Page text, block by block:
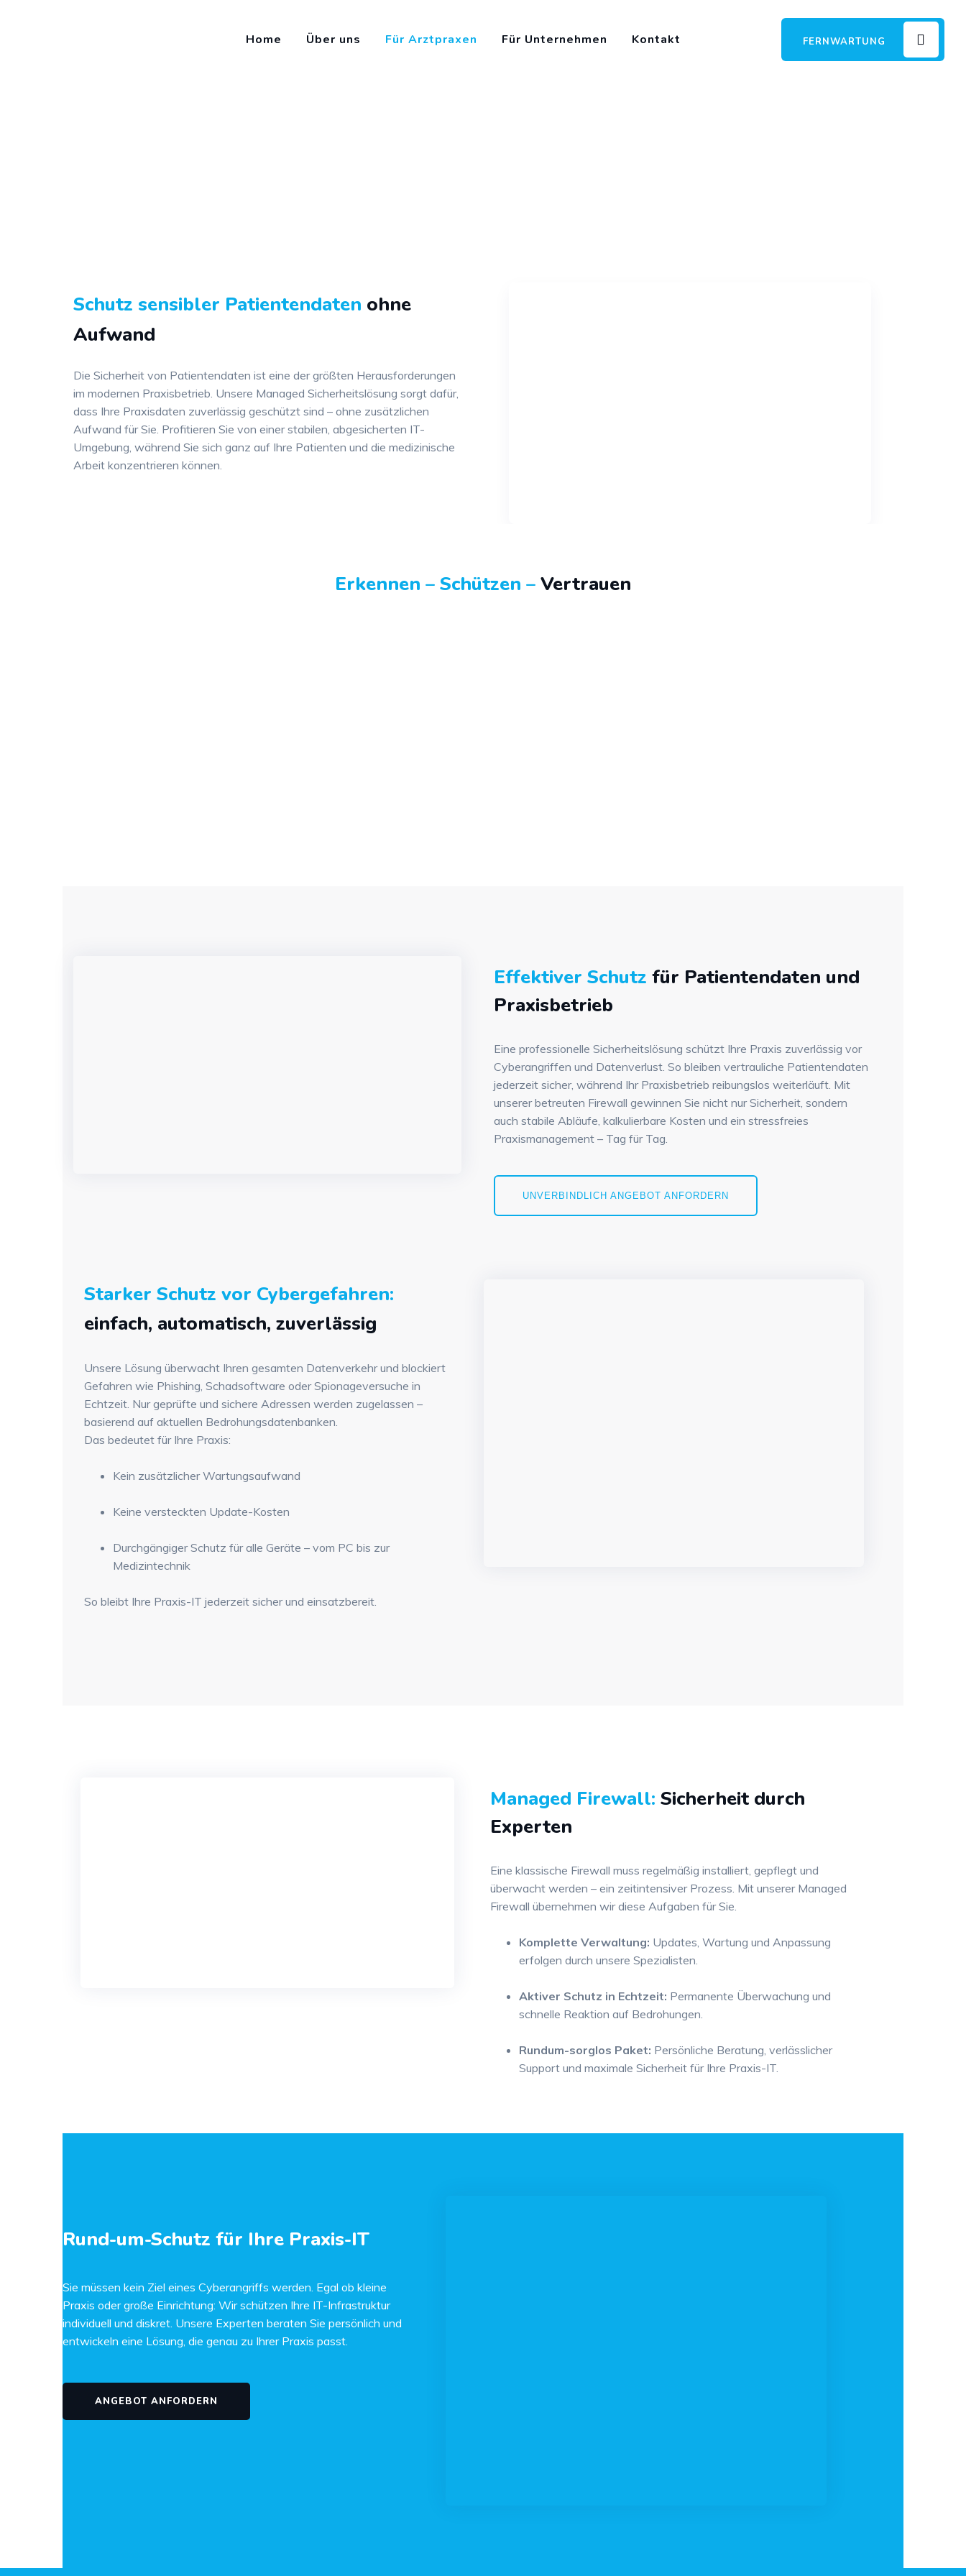
Home Über uns Für Arztpraxen Für Unternehmen Kontakt FERNWARTUNG
Schutz sensibler Patientendaten ohne
Aufwand
Die Sicherheit von Patientendaten ist eine der größten Herausforderungen
im modernen Praxisbetrieb. Unsere Managed Sicherheitslösung sorgt dafür,
dass Ihre Praxisdaten zuverlässig geschützt sind – ohne zusätzlichen
Aufwand für Sie. Profitieren Sie von einer stabilen, abgesicherten IT-
Umgebung, während Sie sich ganz auf Ihre Patienten und die medizinische
Arbeit konzentrieren können.
Erkennen – Schützen – Vertrauen
Effektiver Schutz für Patientendaten und
Praxisbetrieb
Eine professionelle Sicherheitslösung schützt Ihre Praxis zuverlässig vor
Cyberangriffen und Datenverlust. So bleiben vertrauliche Patientendaten
jederzeit sicher, während Ihr Praxisbetrieb reibungslos weiterläuft. Mit
unserer betreuten Firewall gewinnen Sie nicht nur Sicherheit, sondern
auch stabile Abläufe, kalkulierbare Kosten und ein stressfreies
Praxismanagement – Tag für Tag.
UNVERBINDLICH ANGEBOT ANFORDERN
Starker Schutz vor Cybergefahren:
einfach, automatisch, zuverlässig
Unsere Lösung überwacht Ihren gesamten Datenverkehr und blockiert
Gefahren wie Phishing, Schadsoftware oder Spionageversuche in
Echtzeit. Nur geprüfte und sichere Adressen werden zugelassen –
basierend auf aktuellen Bedrohungsdatenbanken.
Das bedeutet für Ihre Praxis:
Kein zusätzlicher Wartungsaufwand
Keine versteckten Update-Kosten
Durchgängiger Schutz für alle Geräte – vom PC bis zur
Medizintechnik
So bleibt Ihre Praxis-IT jederzeit sicher und einsatzbereit.
Managed Firewall: Sicherheit durch
Experten
Eine klassische Firewall muss regelmäßig installiert, gepflegt und
überwacht werden – ein zeitintensiver Prozess. Mit unserer Managed
Firewall übernehmen wir diese Aufgaben für Sie.
Komplette Verwaltung: Updates, Wartung und Anpassung
erfolgen durch unsere Spezialisten.
Aktiver Schutz in Echtzeit: Permanente Überwachung und
schnelle Reaktion auf Bedrohungen.
Rundum-sorglos Paket: Persönliche Beratung, verlässlicher
Support und maximale Sicherheit für Ihre Praxis-IT.
Rund-um-Schutz für Ihre Praxis-IT
Sie müssen kein Ziel eines Cyberangriffs werden. Egal ob kleine
Praxis oder große Einrichtung: Wir schützen Ihre IT-Infrastruktur
individuell und diskret. Unsere Experten beraten Sie persönlich und
entwickeln eine Lösung, die genau zu Ihrer Praxis passt.
ANGEBOT ANFORDERN